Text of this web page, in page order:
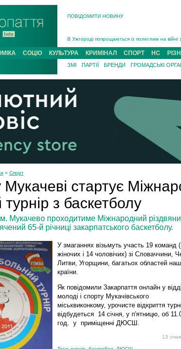
ПОВІДОМИТИ НОВИНУ
В Ужгороді попрощаються із полеглим на
В Ужгороді 5 серпня попрощаються із
Підтвердили загибель захисника із Нанкова
На війні з рф поліг військовий з Виноградова
На Хустщині внаслідок ДТП за участі трьох
Інструктора районного ТЦК на Закарпатті
СОЦІО КУЛЬТУРА КРИМІНАЛ СПОРТ НС
ЗМІ ПАРТІЇ БРЕНДИ ГРОМАДСЬКІ
» Спорт
Мукачеві стартує
турнір з баскетболу
Мукачево проходитиме Міжнародний
65-й річниці закарпатського баскетболу.
У змаганнях візьмуть участь 19 команд
жіночих і 14 чоловічих) зі Словаччини,
Литви, Угорщини, багатьох областей
країни.
Як повідомили Закарпаття онлайн у
молоді і спорту Мукачівського
міськвиконкому, урочисте відкриття
відбудеться 14 січня, у п'ятницю, об
год. у приміщенні ДЮСШ.
13